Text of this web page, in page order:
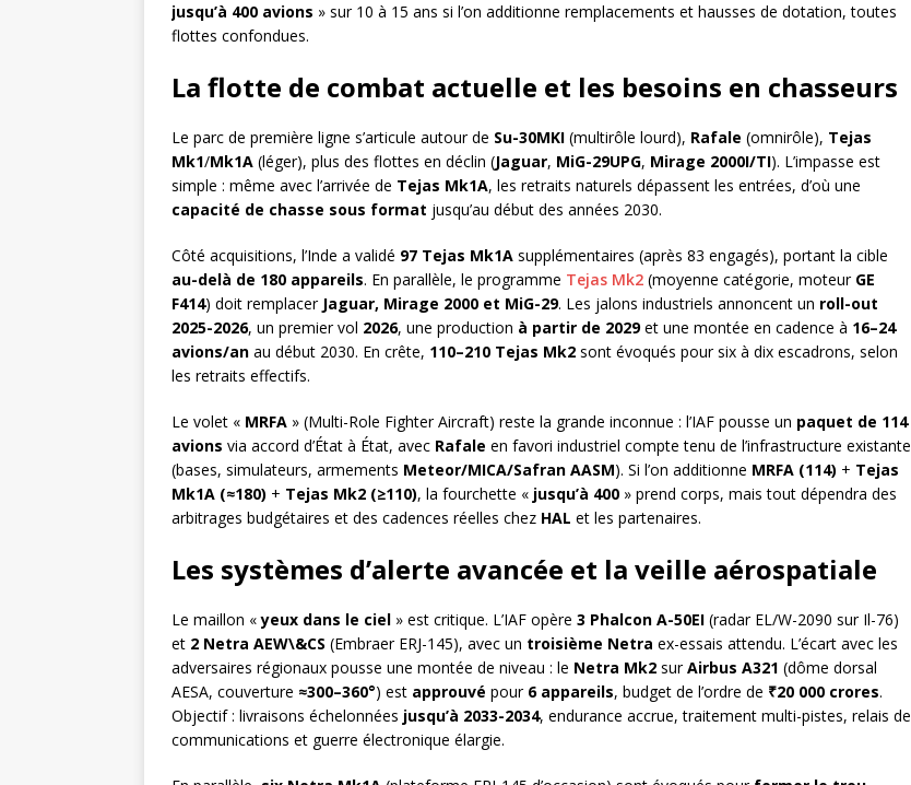
jusqu’à 400 avions » sur 10 à 15 ans si l’on additionne remplacements et hausses de dotation, toutes
flottes confondues.
La flotte de combat actuelle et les besoins en chasseurs
Le parc de première ligne s’articule autour de Su-30MKI (multirôle lourd), Rafale (omnirôle), Tejas
Mk1/Mk1A (léger), plus des flottes en déclin (Jaguar, MiG-29UPG, Mirage 2000I/TI). L’impasse est
simple : même avec l’arrivée de Tejas Mk1A, les retraits naturels dépassent les entrées, d’où une
capacité de chasse sous format jusqu’au début des années 2030.
Côté acquisitions, l’Inde a validé 97 Tejas Mk1A supplémentaires (après 83 engagés), portant la cible
au-delà de 180 appareils. En parallèle, le programme Tejas Mk2 (moyenne catégorie, moteur GE
F414) doit remplacer Jaguar, Mirage 2000 et MiG-29. Les jalons industriels annoncent un roll-out
2025-2026, un premier vol 2026, une production à partir de 2029et une montée en cadence à 16–24
avions/an au début 2030. En crête, 110–210 Tejas Mk2 sont évoqués pour six à dix escadrons, selon
les retraits effectifs.
Le volet « MRFA » (Multi-Role Fighter Aircraft) reste la grande inconnue : l’IAF pousse un paquet de 114
avions via accord d’État à État, avec Rafale en favori industriel compte tenu de l’infrastructure existante
(bases, simulateurs, armements Meteor/MICA/Safran AASM). Si l’on additionne MRFA (114) + Tejas
Mk1A (≈180) + Tejas Mk2 (≥110), la fourchette « jusqu’à 400 » prend corps, mais tout dépendra des
arbitrages budgétaires et des cadences réelles chez HAL et les partenaires.
Les systèmes d’alerte avancée et la veille aérospatiale
Le maillon «yeux dans le ciel » est critique. L’IAF opère 3 Phalcon A-50EI (radar EL/W-2090 sur Il-76)
et 2 Netra AEW\&CS (Embraer ERJ-145), avec un troisième Netra ex-essais attendu. L’écart avec les
adversaires régionaux pousse une montée de niveau : le Netra Mk2 surAirbus A321 (dôme dorsal
AESA, couverture ≈300–360°) est approuvé pour 6 appareils, budget de l’ordre de ₹20 000 crores.
Objectif : livraisons échelonnées jusqu’à 2033-2034, endurance accrue, traitement multi-pistes, relais de
communications et guerre électronique élargie.